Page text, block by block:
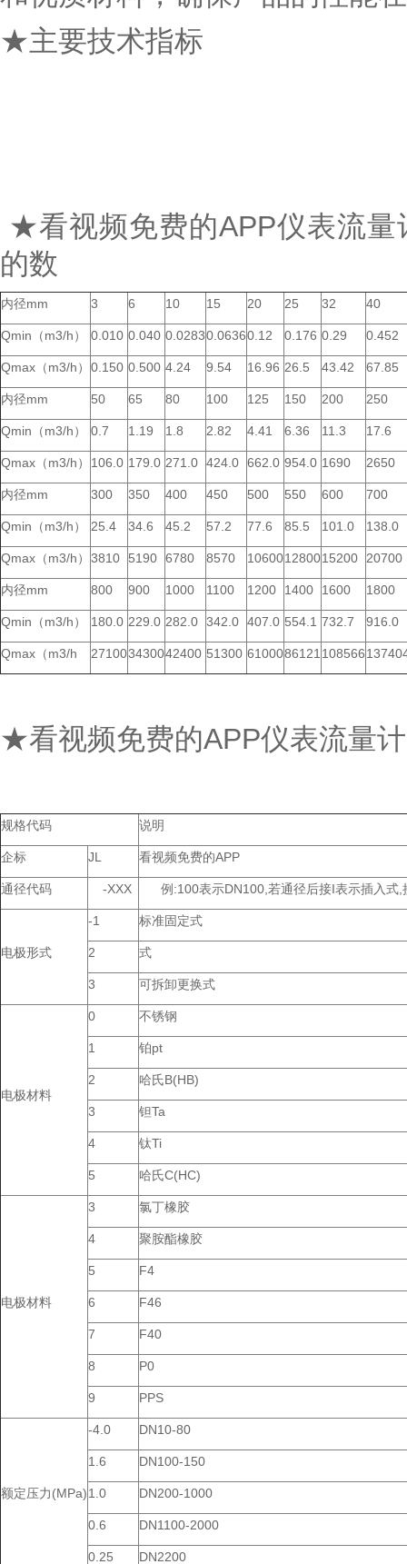
★主要技术指标
★看视频免费的APP仪表流量
的数
内径mm 3 6 10 15 20 25 32 40
Qmin（m3/h） 0.010 0.040 0.02830.06360.12 0.176 0.29 0.452
Qmax（m3/h） 0.150 0.500 4.24 9.54 16.96 26.5 43.42 67.85
内径mm 50 65 80 100 125 150 200 250
Qmin（m3/h） 0.7 1.19 1.8 2.82 4.41 6.36 11.3 17.6
Qmax（m3/h） 106.0 179.0 271.0 424.0 662.0 954.0 1690 2650
内径mm 300 350 400 450 500 550 600 700
Qmin（m3/h） 25.4 34.6 45.2 57.2 77.6 85.5 101.0 138.0
Qmax（m3/h） 3810 5190 6780 8570 106001280015200 20700
内径mm 800 900 1000 1100 1200 1400 1600 1800
Qmin（m3/h） 180.0 229.0 282.0 342.0 407.0 554.1 732.7 916.0
Qmax（m3/h 271003430042400 51300 6100086121 108566
★看视频免费的APP仪表流量
规格代码 说明
企标 JL 看视频免费的APP
通径代码 -XXX 例:100表示DN100,若通径后接I表示插入式,
电极形式
-1 标准固定式
2 式
3 可拆卸更换式
电极材料
0 不锈钢
1 铂pt
2 哈氏B(HB)
3 钽Ta
4 钛Ti
5 哈氏C(HC)
电极材料
3 氯丁橡胶
4 聚胺酯橡胶
5 F4
6 F46
7 F40
8 P0
9 PPS
额定压力(MPa)
-4.0 DN10-80
1.6 DN100-150
1.0 DN200-1000
0.6 DN1100-2000
0.25 DN2200